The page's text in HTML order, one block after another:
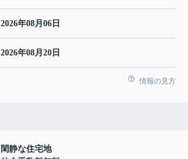
2026年08月06日
2026年08月20日
情報の見方
閑静な住宅地